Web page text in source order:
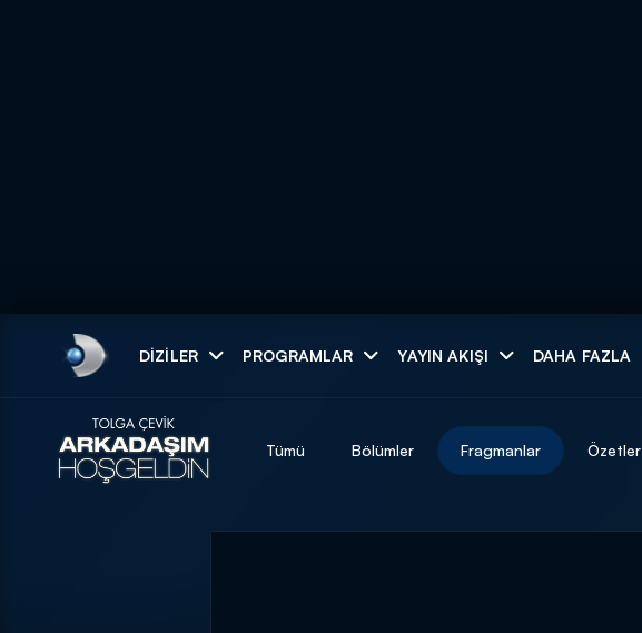
DIZILER PROGRAMLAR YAYIN AKIŞI DAHA FAZLA
ARAMA SONUÇLARI
Tümü Bölümler Fragmanlar Özetler